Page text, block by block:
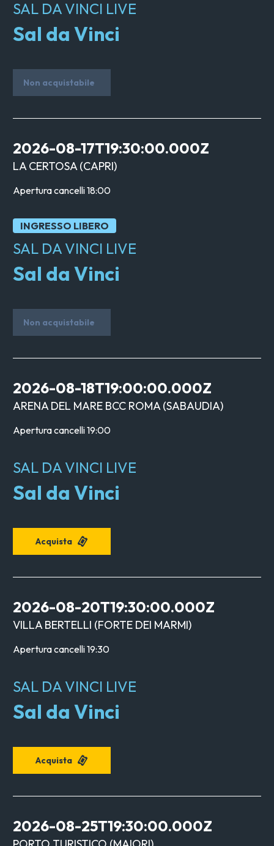
SAL DA VINCI LIVE
Sal da Vinci
Non acquistabile
2026-08-17T19:30:00.000Z
LA CERTOSA (CAPRI)
Apertura cancelli18:00
INGRESSO LIBERO
SAL DA VINCI LIVE
Sal da Vinci
Non acquistabile
2026-08-18T19:00:00.000Z
ARENA DEL MARE BCC ROMA (SABAUDIA)
Apertura cancelli19:00
SAL DA VINCI LIVE
Sal da Vinci
Acquista
2026-08-20T19:30:00.000Z
VILLA BERTELLI (FORTE DEI MARMI)
Apertura cancelli19:30
SAL DA VINCI LIVE
Sal da Vinci
Acquista
2026-08-25T19:30:00.000Z